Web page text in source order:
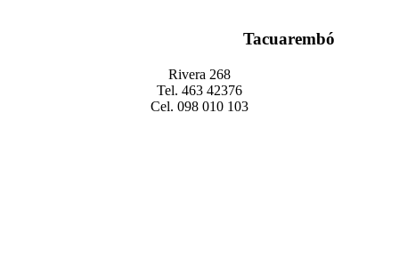
Tacuarembó
Rivera 268
Tel. 463 42376
Cel. 098 010 103